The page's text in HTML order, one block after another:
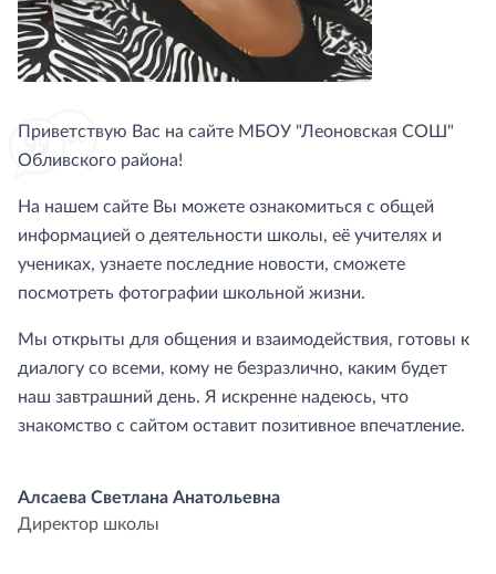
Приветствую Вас на сайте МБОУ "Леоновская СОШ"
Обливского района!
На нашем сайте Вы можете ознакомиться с общей
информацией о деятельности школы, её учителях и
учениках, узнаете последние новости, сможете
посмотреть фотографии школьной жизни.
Мы открыты для общения и взаимодействия, готовы к
диалогу со всеми, кому не безразлично, каким будет
наш завтрашний день. Я искренне надеюсь, что
знакомство с сайтом оставит позитивное впечатление.
Алсаева Светлана Анатольевна
Директор школы